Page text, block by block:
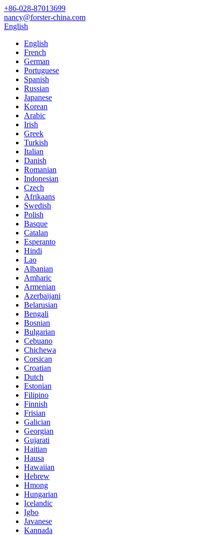
+86-028-87013699
nancy@forster-china.com
English
English
French
German
Portuguese
Spanish
Russian
Japanese
Korean
Arabic
Irish
Greek
Turkish
Italian
Danish
Romanian
Indonesian
Czech
Afrikaans
Swedish
Polish
Basque
Catalan
Esperanto
Hindi
Lao
Albanian
Amharic
Armenian
Azerbaijani
Belarusian
Bengali
Bosnian
Bulgarian
Cebuano
Chichewa
Corsican
Croatian
Dutch
Estonian
Filipino
Finnish
Frisian
Galician
Georgian
Gujarati
Haitian
Hausa
Hawaiian
Hebrew
Hmong
Hungarian
Icelandic
Igbo
Javanese
Kannada